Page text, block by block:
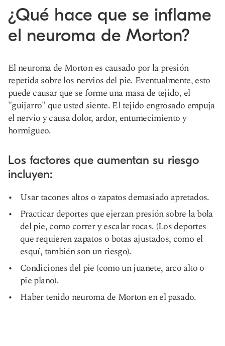
¿Qué hace que se inflame
el neuroma de Morton?
El neuroma de Morton es causado por la presión
repetida sobre los nervios del pie. Eventualmente, esto
puede causar que se forme una masa de tejido, el
"guijarro" que usted siente. El tejido engrosado empuja
el nervio y causa dolor, ardor, entumecimiento y
hormigueo.
Los factores que aumentan su riesgo
incluyen:
Usar tacones altos o zapatos demasiado apretados.
Practicar deportes que ejerzan presión sobre la bola
del pie, como correr y escalar rocas. (Los deportes
que requieren zapatos o botas ajustados, como el
esquí, también son un riesgo).
Condiciones del pie (como un juanete, arco alto o
pie plano).
Haber tenido neuroma de Morton en el pasado.